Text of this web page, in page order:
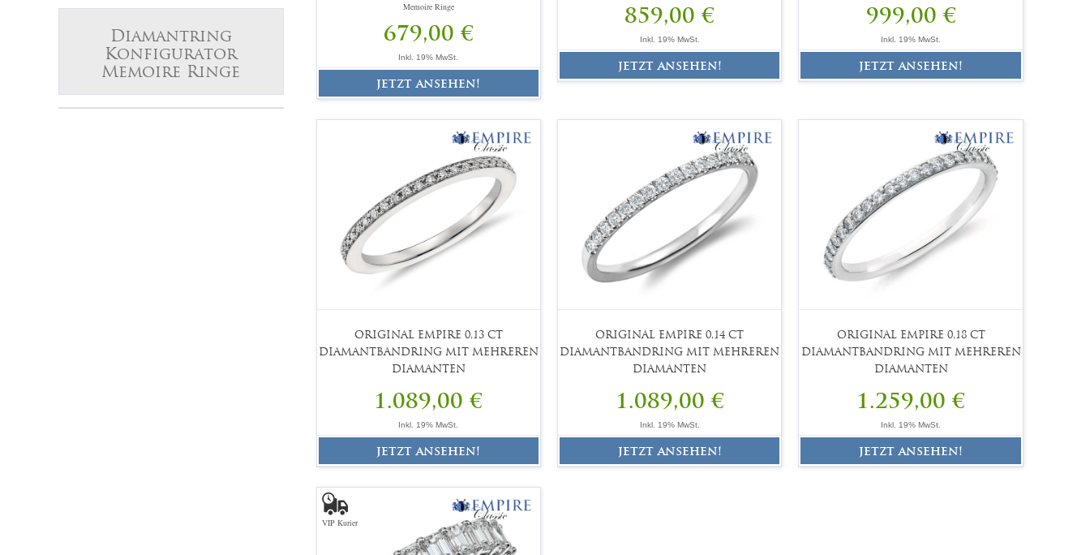
Diamantring
Konfigurator
Memoire Ringe
Memoire Ringe
679,00 €
Inkl. 19% MwSt.
jetzt ansehen!
859,00 €
Inkl. 19% MwSt.
jetzt ansehen!
999,00 €
Inkl. 19% MwSt.
jetzt ansehen!
ORIGINAL EMPIRE 0,13 CT
DIAMANTBANDRING MIT MEHREREN
DIAMANTEN
1.089,00 €
Inkl. 19% MwSt.
jetzt ansehen!
ORIGINAL EMPIRE 0,14 CT
DIAMANTBANDRING MIT MEHREREN
DIAMANTEN
1.089,00 €
Inkl. 19% MwSt.
jetzt ansehen!
ORIGINAL EMPIRE 0,18 CT
DIAMANTBANDRING MIT MEHREREN
DIAMANTEN
1.259,00 €
Inkl. 19% MwSt.
jetzt ansehen!
VIP Kurier